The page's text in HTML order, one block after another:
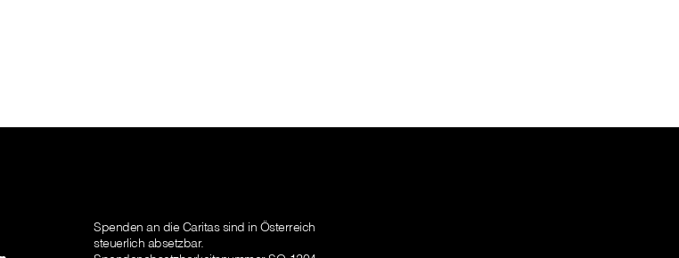
Spenden an die Caritas sind in Österreich
steuerlich absetzbar.